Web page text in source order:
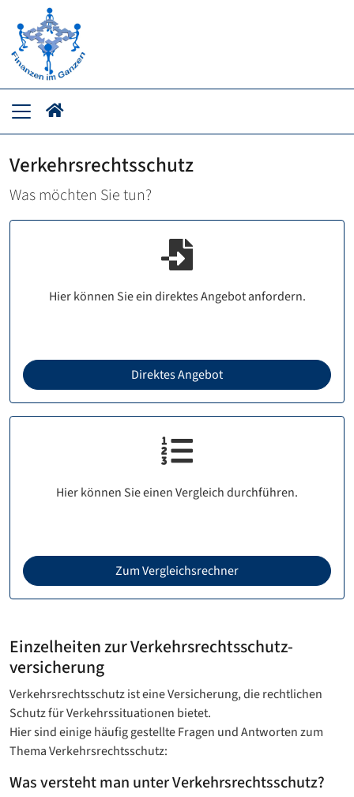
Verkehrsrechtsschutz
Was möchten Sie tun?
Hier können Sie ein direktes Angebot anfordern.
Direktes Angebot
Hier können Sie einen Vergleich durchführen.
Zum Vergleichsrechner
Einzelheiten zur Verkehrsrechtsschutz­
versicherung
Verkehrsrechtsschutz ist eine Versicherung, die rechtlichen
Schutz für Verkehrssituationen bietet.
Hier sind einige häufig gestellte Fragen und Antworten zum
Thema Verkehrsrechtsschutz:
Was versteht man unter Verkehrsrechtsschutz?